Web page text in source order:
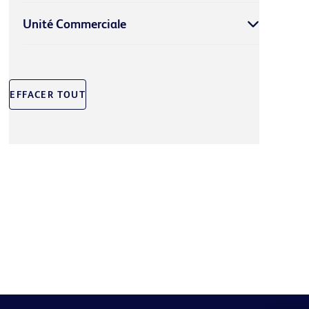
Unité Commerciale
EFFACER TOUT